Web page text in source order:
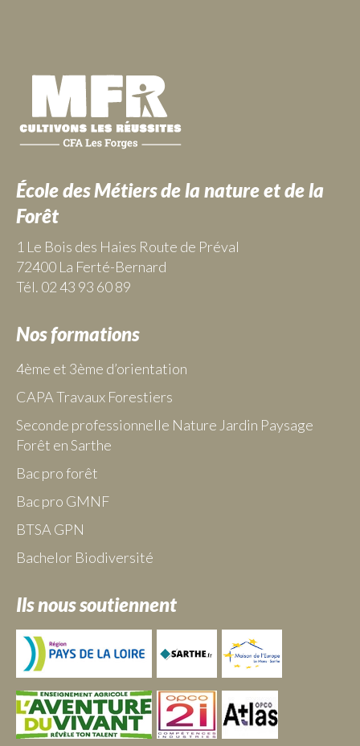
École des Métiers de la nature et de la
Forêt
1 Le Bois des Haies Route de Préval
72400 La Ferté-Bernard
Tél. 02 43 93 60 89
Nos formations
4ème et 3ème d’orientation
CAPA Travaux Forestiers
Seconde professionnelle Nature Jardin Paysage
Forêt en Sarthe
Bac pro forêt
Bac pro GMNF
BTSA GPN
Bachelor Biodiversité
Ils nous soutiennent